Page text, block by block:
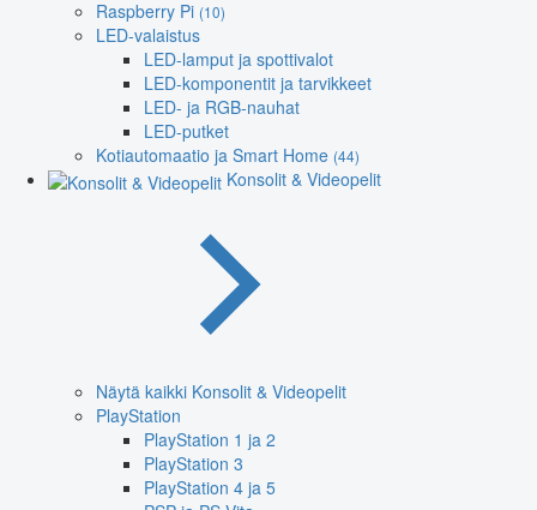
Raspberry Pi (10)
LED-valaistus
LED-lamput ja spottivalot
LED-komponentit ja tarvikkeet
LED- ja RGB-nauhat
LED-putket
Kotiautomaatio ja Smart Home (44)
Konsolit & Videopelit
Näytä kaikki Konsolit & Videopelit
PlayStation
PlayStation 1 ja 2
PlayStation 3
PlayStation 4 ja 5